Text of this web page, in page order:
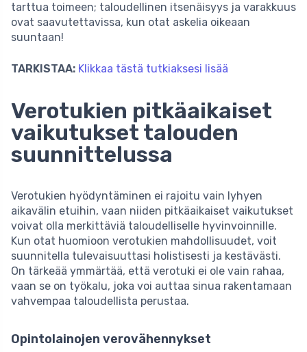
tarttua toimeen; taloudellinen itsenäisyys ja varakkuus
ovat saavutettavissa, kun otat askelia oikeaan
suuntaan!
TARKISTAA: Klikkaa tästä tutkiaksesi lisää
Verotukien pitkäaikaiset
vaikutukset talouden
suunnittelussa
Verotukien hyödyntäminen ei rajoitu vain lyhyen
aikavälin etuihin, vaan niiden pitkäaikaiset vaikutukset
voivat olla merkittäviä taloudelliselle hyvinvoinnille.
Kun otat huomioon verotukien mahdollisuudet, voit
suunnitella tulevaisuuttasi holistisesti ja kestävästi.
On tärkeää ymmärtää, että verotuki ei ole vain rahaa,
vaan se on työkalu, joka voi auttaa sinua rakentamaan
vahvempaa taloudellista perustaa.
Opintolainojen verovähennykset